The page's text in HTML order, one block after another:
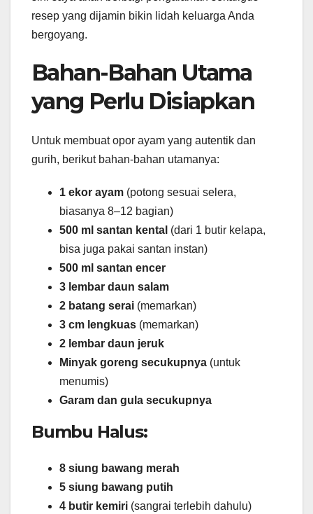
resep yang dijamin bikin lidah keluarga Anda
bergoyang.
Bahan-Bahan Utama
yang Perlu Disiapkan
Untuk membuat opor ayam yang autentik dan
gurih, berikut bahan-bahan utamanya:
1 ekor ayam (potong sesuai selera,
biasanya 8–12 bagian)
500 ml santan kental (dari 1 butir kelapa,
bisa juga pakai santan instan)
500 ml santan encer
3 lembar daun salam
2 batang serai (memarkan)
3 cm lengkuas (memarkan)
2 lembar daun jeruk
Minyak goreng secukupnya (untuk
menumis)
Garam dan gula secukupnya
Bumbu Halus:
8 siung bawang merah
5 siung bawang putih
4 butir kemiri (sangrai terlebih dahulu)